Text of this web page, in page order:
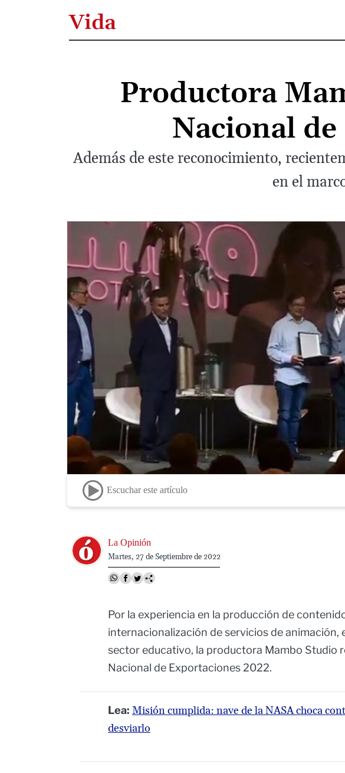
Vida
Productora
Nacional
Además de este reconocimiento,
en el
Escuchar este artículo
Image La Opinión
Martes, 27 de Septiembre de 2022
Por la experiencia en la producción de
internacionalización de servicios de animación,
sector educativo, la productora Mambo Studio
Nacional de Exportaciones 2022.
Lea: Misión cumplida: nave de la NASA choca
desviarlo